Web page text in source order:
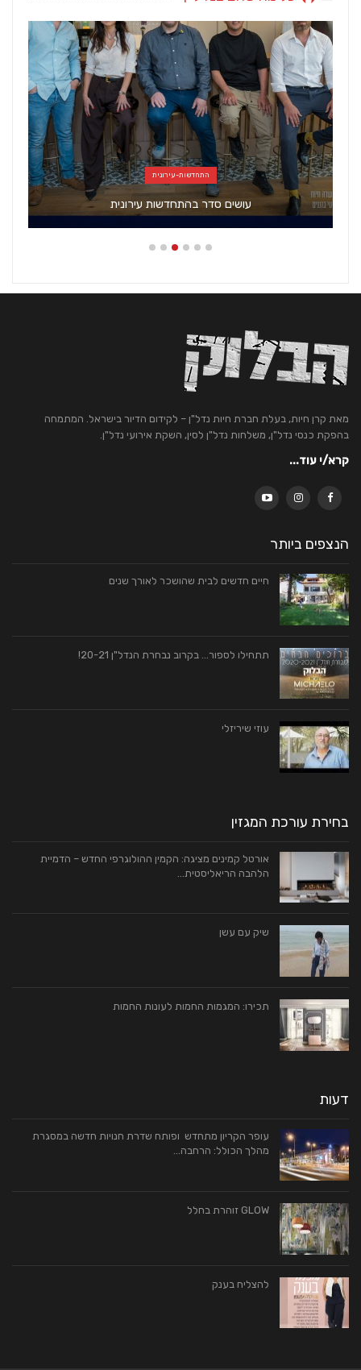
התחדשות-עירונית
עושים סדר בהתחדשות עירונית
מאת קרן חיות, בעלת חברת חיות נדל"ן – לקידום הדיור בישראל. המתמחה
בהפקת כנסי נדל"ן, משלחות נדל"ן לסין, השקת אירועי נדל"ן.
קרא/י עוד...
הנצפים ביותר
חיים חדשים לבית שהושכר לאורך שנים
תתחילו לספור… בקרוב נבחרת הנדל"ן 20-21!
עוזי שיריזלי
בחירת עורכת המגזין
אורטל קמינים מציגה: הקמין ההולוגרפי החדש – הדמיית
הלהבה הריאליסטית…
שיק עם עשן
תכירו: המגמות החמות לעונות החמות
דעות
עופר הקריון מתחדש ופותח שדרת חנויות חדשה במסגרת
מהלך הכולל: הרחבה…
GLOW זוהרת בחלל
להצליח בענק